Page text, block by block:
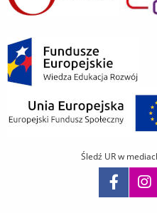
Śledź UR w